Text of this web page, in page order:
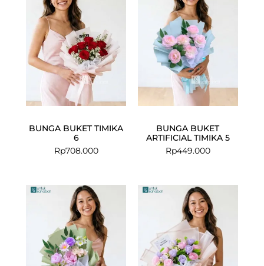
BUNGA BUKET TIMIKA
6
Rp708.000
BUNGA BUKET
ARTIFICIAL TIMIKA 5
Rp449.000